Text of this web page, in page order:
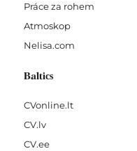
Práce za rohem
Atmoskop
Nelisa.com
Baltics
CVonline.lt
CV.lv
CV.ee